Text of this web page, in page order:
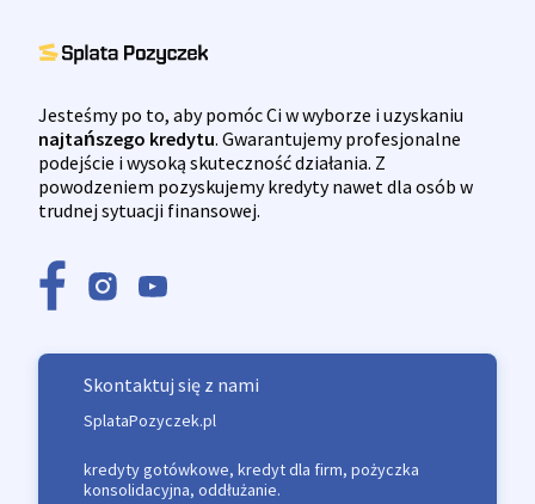
Jesteśmy po to, aby pomóc Ci w wyborze i uzyskaniu
najtańszego kredytu. Gwarantujemy profesjonalne
podejście i wysoką skuteczność działania. Z
powodzeniem pozyskujemy kredyty nawet dla osób w
trudnej sytuacji finansowej.
Skontaktuj się z nami
SplataPozyczek.pl
kredyty gotówkowe, kredyt dla firm, pożyczka
konsolidacyjna, oddłużanie.